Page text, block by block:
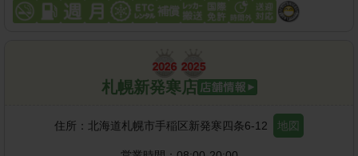
札幌新発寒店
住所： 北海道札幌市手稲区新発寒四条6-12 地図